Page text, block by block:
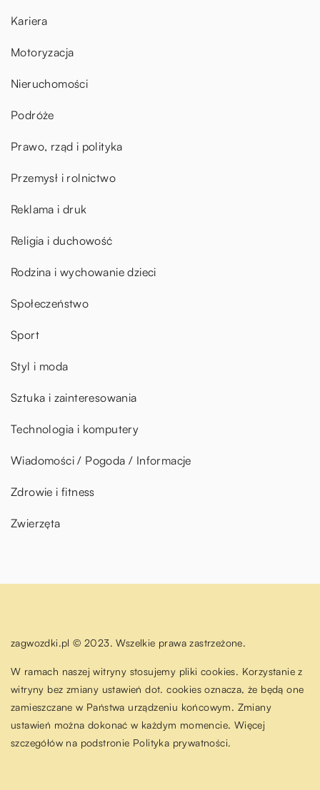
Kariera
Motoryzacja
Nieruchomości
Podróże
Prawo, rząd i polityka
Przemysł i rolnictwo
Reklama i druk
Religia i duchowość
Rodzina i wychowanie dzieci
Społeczeństwo
Sport
Styl i moda
Sztuka i zainteresowania
Technologia i komputery
Wiadomości / Pogoda / Informacje
Zdrowie i fitness
Zwierzęta
zagwozdki.pl © 2023. Wszelkie prawa zastrzeżone.
W ramach naszej witryny stosujemy pliki cookies. Korzystanie z
witryny bez zmiany ustawień dot. cookies oznacza, że będą one
zamieszczane w Państwa urządzeniu końcowym. Zmiany
ustawień można dokonać w każdym momencie. Więcej
szczegółów na podstronie Polityka prywatności.